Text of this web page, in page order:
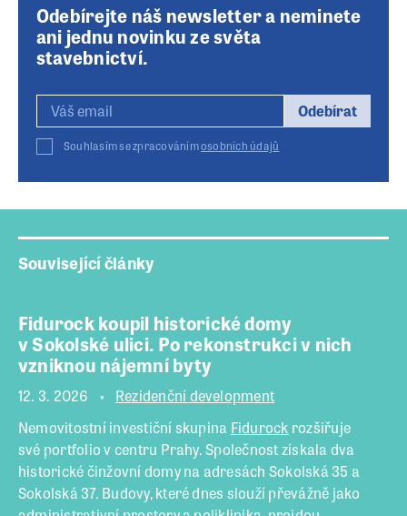
Odebírejte náš newsletter a neminete
ani jednu novinku ze světa
stavebnictví.
Odebírat
Souhlasím se zpracovánímosobních údajů
Související články
Fidurock koupil historické domy
v Sokolské ulici. Po rekonstrukci v nich
vzniknou nájemní byty
12. 3. 2026
Rezidenční development
Nemovitostní investiční skupina Fidurock rozšiřuje
své portfolio v centru Prahy. Společnost získala dva
historické činžovní domy na adresách Sokolská 35 a
Sokolská 37. Budovy, které dnes slouží převážně jako